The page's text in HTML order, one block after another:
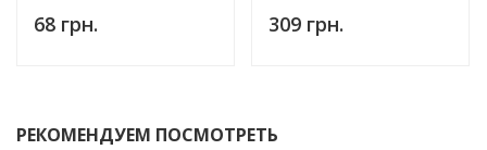
68 грн. 309 грн.
РЕКОМЕНДУЕМ ПОСМОТРЕТЬ